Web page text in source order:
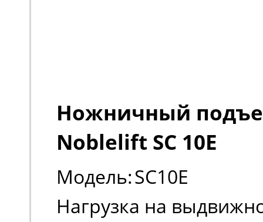
Ножничный
Noblelift SC 10E
Модель:SC10E
Нагрузка на